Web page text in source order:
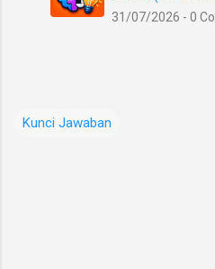
31/07/2026 - 0
Kunci Jawaban